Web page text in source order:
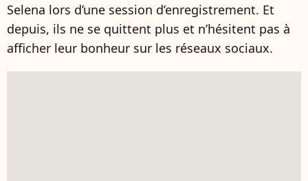
Selena lors d’une session d’enregistrement. Et
depuis, ils ne se quittent plus et n’hésitent pas à
afficher leur bonheur sur les réseaux sociaux.